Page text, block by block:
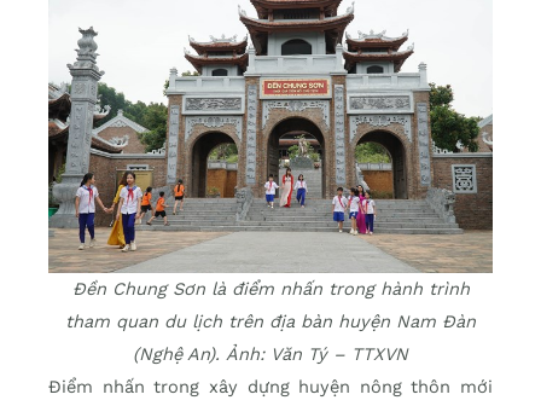
Đền Chung Sơn là điểm nhấn trong hành trình
tham quan du lịch trên địa bàn huyện Nam Đàn
(Nghệ An). Ảnh: Văn Tý – TTXVN
Điểm nhấn trong xây dựng huyện nông thôn mới